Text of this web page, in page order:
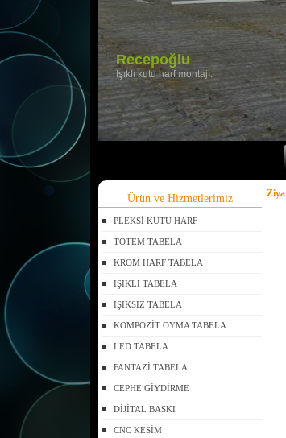
Ürün ve Hizmetlerimiz
PLEKSİ KUTU HARF
TOTEM TABELA
KROM HARF TABELA
IŞIKLI TABELA
IŞIKSIZ TABELA
KOMPOZİT OYMA TABELA
LED TABELA
FANTAZİ TABELA
CEPHE GİYDİRME
DİJİTAL BASKI
CNC KESİM